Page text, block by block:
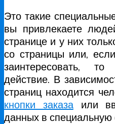
Это такие
вы привлекаете
странице и у них
со страницы или,
заинтересовать,
действие. В
страниц находится
кнопки заказаили
данных в